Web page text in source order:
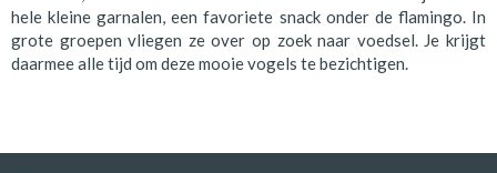
hele kleine garnalen, een favoriete snack onder de flamingo. In
grote groepen vliegen ze over op zoek naar voedsel. Je krijgt
daarmee alle tijd om deze mooie vogels te bezichtigen.